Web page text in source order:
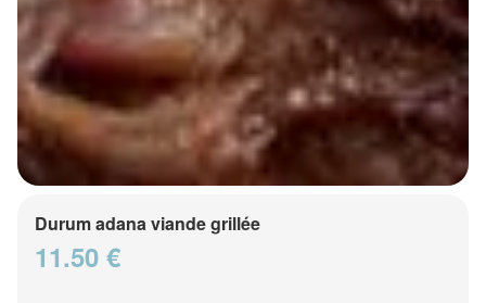
Durum adana viande grillée
11.50 €